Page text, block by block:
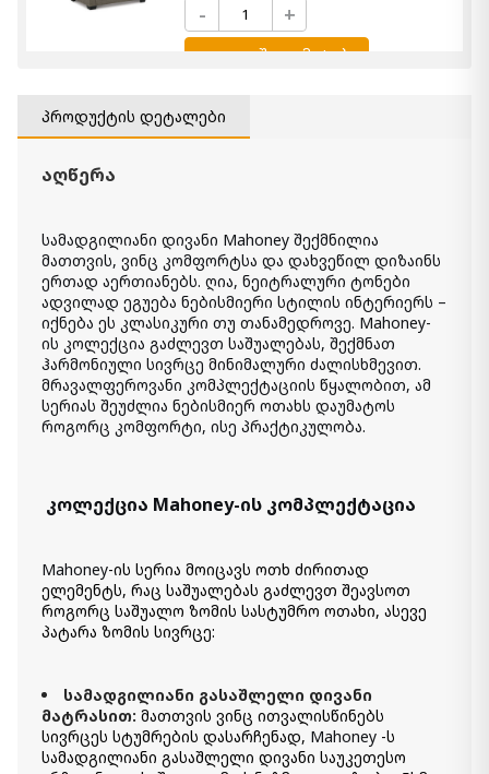
- +
კალათაში დამატება
დივანი Mahoney
3 320.00 ₾
5 970.00 ₾
3 880.00 ₾
Item: APG-31004-S2
ორ ადგილიანი დივანი Mahoney
2 650.00 ₾
1 730.00 ₾
Item: 3100435
2 990.00 ₾
- +
კალათაში დამატება
4 650.00 ₾
2 990.00 ₾
Item: 3100436
რაოდენობა:
პროდუქტის დეტალები
აღწერა
სამადგილიანი დივანი Mahoney შექმნილია
მათთვის, ვინც კომფორტსა და დახვეწილ დიზაინს
ერთად აერთიანებს. ღია, ნეიტრალური ტონები
ადვილად ეგუება ნებისმიერი სტილის ინტერიერს –
იქნება ეს კლასიკური თუ თანამედროვე. Mahoney-
ის კოლექცია გაძლევთ საშუალებას, შექმნათ
ჰარმონიული სივრცე მინიმალური ძალისხმევით.
მრავალფეროვანი კომპლექტაციის წყალობით, ამ
სერიას შეუძლია ნებისმიერ ოთახს დაუმატოს
როგორც კომფორტი, ისე პრაქტიკულობა.
კოლექცია Mahoney-ის კომპლექტაცია
Mahoney-ის სერია მოიცავს ოთხ ძირითად
ელემენტს, რაც საშუალებას გაძლევთ შეავსოთ
როგორც საშუალო ზომის სასტუმრო ოთახი, ასევე
პატარა ზომის სივრცე:
სამადგილიანი გასაშლელი დივანი
მატრასით: მათთვის ვინც ითვალისწინებს
სივრცეს სტუმრების დასარჩენად, Mahoney -ს
სამადგილიანი გასაშლელი დივანი საუკეთესო